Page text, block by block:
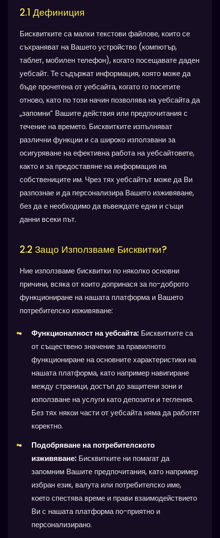
2.1 Дефиниция
Бисквитките са малки текстови файлове, които се
съхраняват на Вашето устройство (компютър,
таблет, мобилен телефон), когато посещавате даден
уебсайт. Те съдържат информация, която може да
бъде прочетена от уебсайта, когато го посетите
отново, като по този начин позволява на уебсайта да
„запомни“ Вашите действия или предпочитания с
течение на времето. Бисквитките изпълняват
различни функции и са широко използвани за
осигуряване на ефективна работа на уебсайтовете,
както и за предоставяне на информация на
собствениците им. Чрез тях уебсайтът може да Ви
разпознае и да персонализира Вашето изживяване,
без да е необходимо да въвеждате едни и същи
данни всеки път.
2.2 Защо Използваме Бисквитки?
Ние използваме бисквитки по няколко основни
причини, всяка от които допринася за по-доброто
функциониране на нашата платформа и Вашето
потребителско изживяване:
Функционалност на уебсайта: Бисквитките са
от съществено значение за правилното
функциониране на основните характеристики на
нашата платформа, като например навигиране
между страници, достъп до защитени зони и
използване на услуги като депозити и тегления.
Без тях някои части от уебсайта няма да работят
коректно.
Подобряване на потребителското
изживяване: Бисквитките ни помагат да
запомним Вашите предпочитания, като например
избран език, валута или потребителско име,
което спестява време и прави взаимодействието
Ви с нашата платформа по-приятно и
персонализирано.